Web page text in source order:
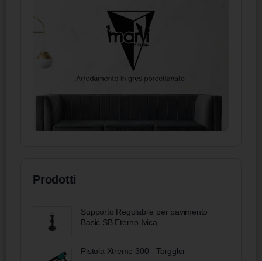
Prodotti
Supporto Regolabile per pavimento
Basic SB Eterno Ivica
Pistola Xtreme 300 - Torggler